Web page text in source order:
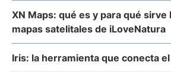
XN Maps: qué es y para qué
mapas satelitales de iLoveNatura
Iris: la herramienta que conecta